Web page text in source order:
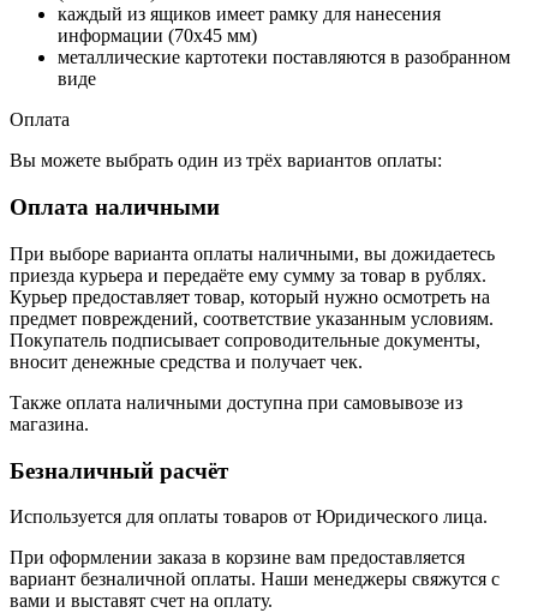
каждый из ящиков имеет рамку для нанесения
информации (70х45 мм)
металлические картотеки поставляются в разобранном
виде
Оплата
Вы можете выбрать один из трёх вариантов оплаты:
Оплата наличными
При выборе варианта оплаты наличными, вы дожидаетесь
приезда курьера и передаёте ему сумму за товар в рублях.
Курьер предоставляет товар, который нужно осмотреть на
предмет повреждений, соответствие указанным условиям.
Покупатель подписывает сопроводительные документы,
вносит денежные средства и получает чек.
Также оплата наличными доступна при самовывозе из
магазина.
Безналичный расчёт
Используется для оплаты товаров от Юридического лица.
При оформлении заказа в корзине вам предоставляется
вариант безналичной оплаты. Наши менеджеры свяжутся с
вами и выставят счет на оплату.